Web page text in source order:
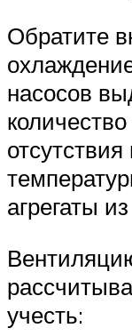
Обратите
насосов
агрегаты
учесть: